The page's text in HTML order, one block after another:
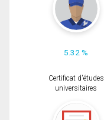
5.32 %
Certificat d'études
universitaires